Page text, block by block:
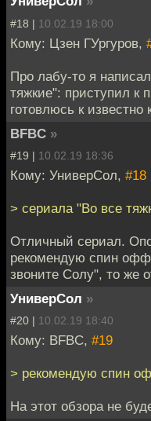
#18 | 10.02.19 18:00
Кому: Цзен ГУргуров,
Про лабу-то я
тяжкие": приступил к
готовлюсь к известно
BFBC »
#19 | 10.02.19 18:36
Кому: УниверСол, #18
> сериала "Во все
Отличный сериал.
рекомендую спин
звоните Солу", то же
УниверСол »
#20 | 10.02.19 18:40
Кому: BFBC, #19
> рекомендую спин
На этот обзора не